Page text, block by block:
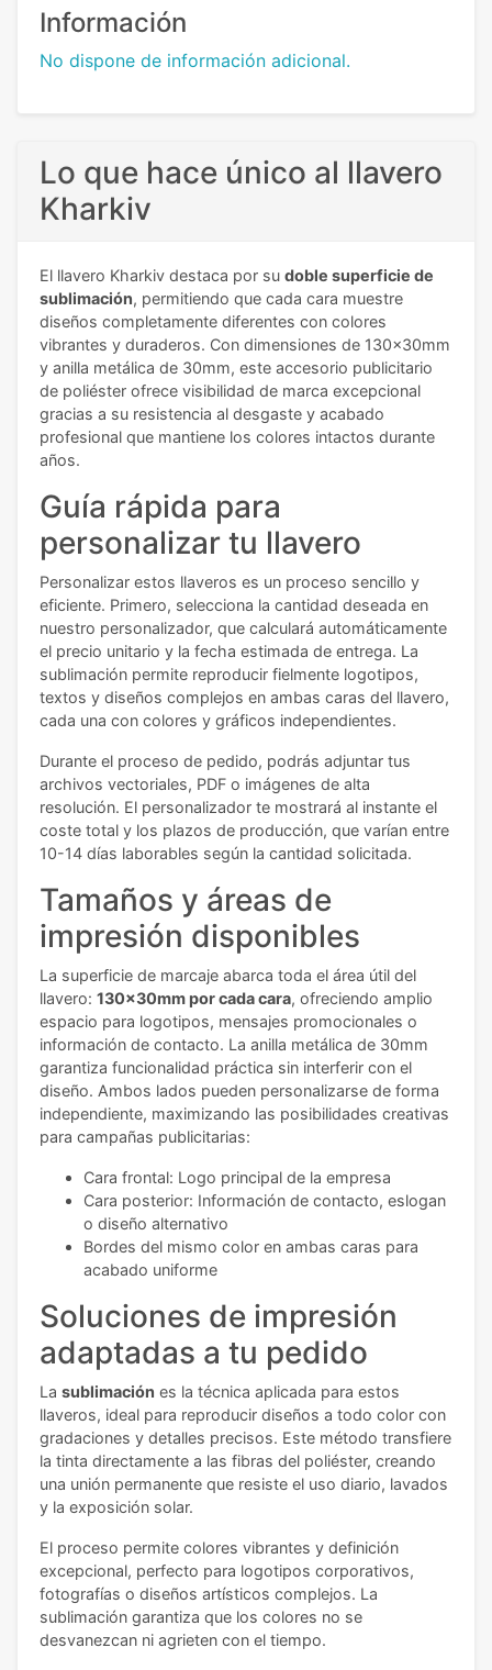
Información
No dispone de información adicional.
Lo que hace único al llavero
Kharkiv
El llavero Kharkiv destaca por su doble superficie de
sublimación, permitiendo que cada cara muestre
diseños completamente diferentes con colores
vibrantes y duraderos. Con dimensiones de 130x30mm
y anilla metálica de 30mm, este accesorio publicitario
de poliéster ofrece visibilidad de marca excepcional
gracias a su resistencia al desgaste y acabado
profesional que mantiene los colores intactos durante
años.
Guía rápida para
personalizar tu llavero
Personalizar estos llaveros es un proceso sencillo y
eficiente. Primero, selecciona la cantidad deseada en
nuestro personalizador, que calculará automáticamente
el precio unitario y la fecha estimada de entrega. La
sublimación permite reproducir fielmente logotipos,
textos y diseños complejos en ambas caras del llavero,
cada una con colores y gráficos independientes.
Durante el proceso de pedido, podrás adjuntar tus
archivos vectoriales, PDF o imágenes de alta
resolución. El personalizador te mostrará al instante el
coste total y los plazos de producción, que varían entre
10-14 días laborables según la cantidad solicitada.
Tamaños y áreas de
impresión disponibles
La superficie de marcaje abarca toda el área útil del
llavero: 130x30mm por cada cara, ofreciendo amplio
espacio para logotipos, mensajes promocionales o
información de contacto. La anilla metálica de 30mm
garantiza funcionalidad práctica sin interferir con el
diseño. Ambos lados pueden personalizarse de forma
independiente, maximizando las posibilidades creativas
para campañas publicitarias:
Cara frontal: Logo principal de la empresa
Cara posterior: Información de contacto, eslogan
o diseño alternativo
Bordes del mismo color en ambas caras para
acabado uniforme
Soluciones de impresión
adaptadas a tu pedido
La sublimación es la técnica aplicada para estos
llaveros, ideal para reproducir diseños a todo color con
gradaciones y detalles precisos. Este método transfiere
la tinta directamente a las fibras del poliéster, creando
una unión permanente que resiste el uso diario, lavados
y la exposición solar.
El proceso permite colores vibrantes y definición
excepcional, perfecto para logotipos corporativos,
fotografías o diseños artísticos complejos. La
sublimación garantiza que los colores no se
desvanezcan ni agrieten con el tiempo.